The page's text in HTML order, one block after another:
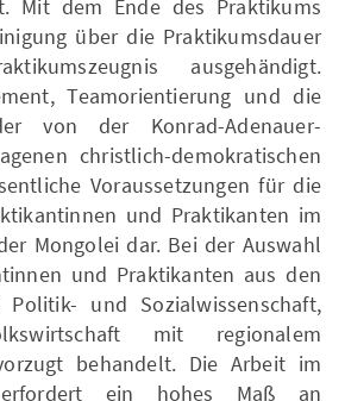
Mit dem Ende des Praktikums
über die Praktikumsdauer
ausgehändigt.
Teamorientierung und die
von der Konrad-Adenauer-
christlich-demokratischen
Voraussetzungen für die
und Praktikanten im
Mongolei dar. Bei der Auswahl
und Praktikanten aus den
Politik- und Sozialwissenschaft,
mit regionalem
behandelt. Die Arbeit im
ein hohes Maß an